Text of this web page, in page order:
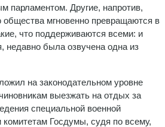
парламентом. Другие, напротив,
общества мгновенно превращаются в
что поддерживаются всеми: и
недавно была озвучена одна из
на законодательном уровне
выезжать на отдых за
специальной военной
Госдумы, судя по всему,